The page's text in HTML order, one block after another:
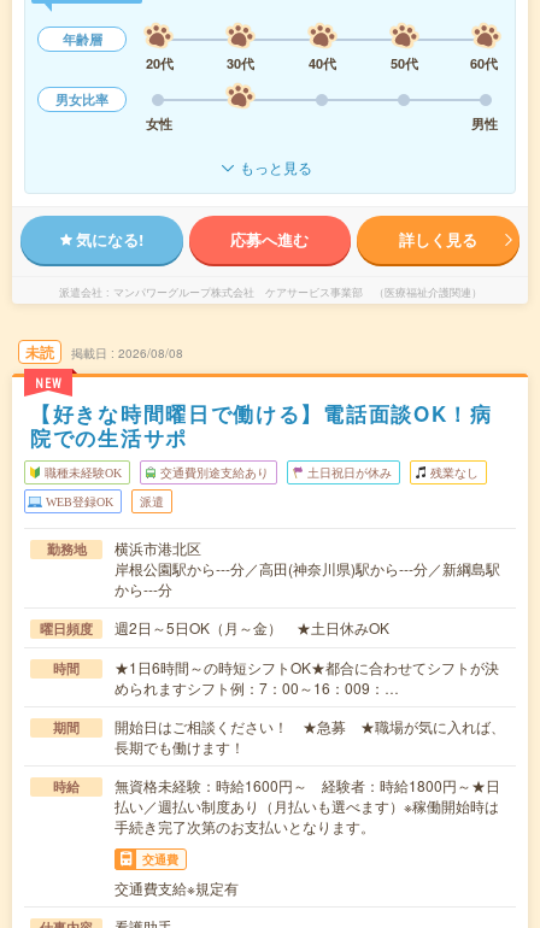
年齢層
20代
30代 40代 50代
60代
男女比率
女性
男性
もっと見る
気になる! 応募へ進む 詳しく見る
派遣会社 マンパワーグループ株式会社 ケアサービス事業部 （医療福祉介護関連）
未読
NEW
掲載日 2026/08/08
【好きな時間曜日で働ける】電話面談OK！病
院での生活サポ
職種未経験OK 交通費別途支給あり 土日祝日が休み 残業なし
WEB登録OK 派遣
勤務地
横浜市港北区
岸根公園駅から---分／高田(神奈川県)駅から---分／新綱島駅
から---分
曜日頻度 週2日～5日OK（月～金） ★土日休みOK
時間
★1日6時間～の時短シフトOK★都合に合わせてシフトが決
められますシフト例：7：00～16：009：…
期間
開始日はご相談ください！ ★急募 ★職場が気に入れば、
長期でも働けます！
時給
無資格未経験：時給1600円～ 経験者：時給1800円～★日
払い／週払い制度あり（月払いも選べます）※稼働開始時は
手続き完了次第のお支払いとなります。
交通費
交通費支給※規定有